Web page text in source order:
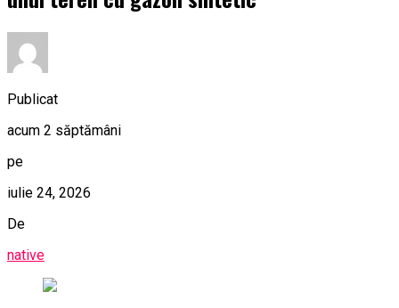
Publicat
acum 2 săptămâni
pe
iulie 24, 2026
De
native